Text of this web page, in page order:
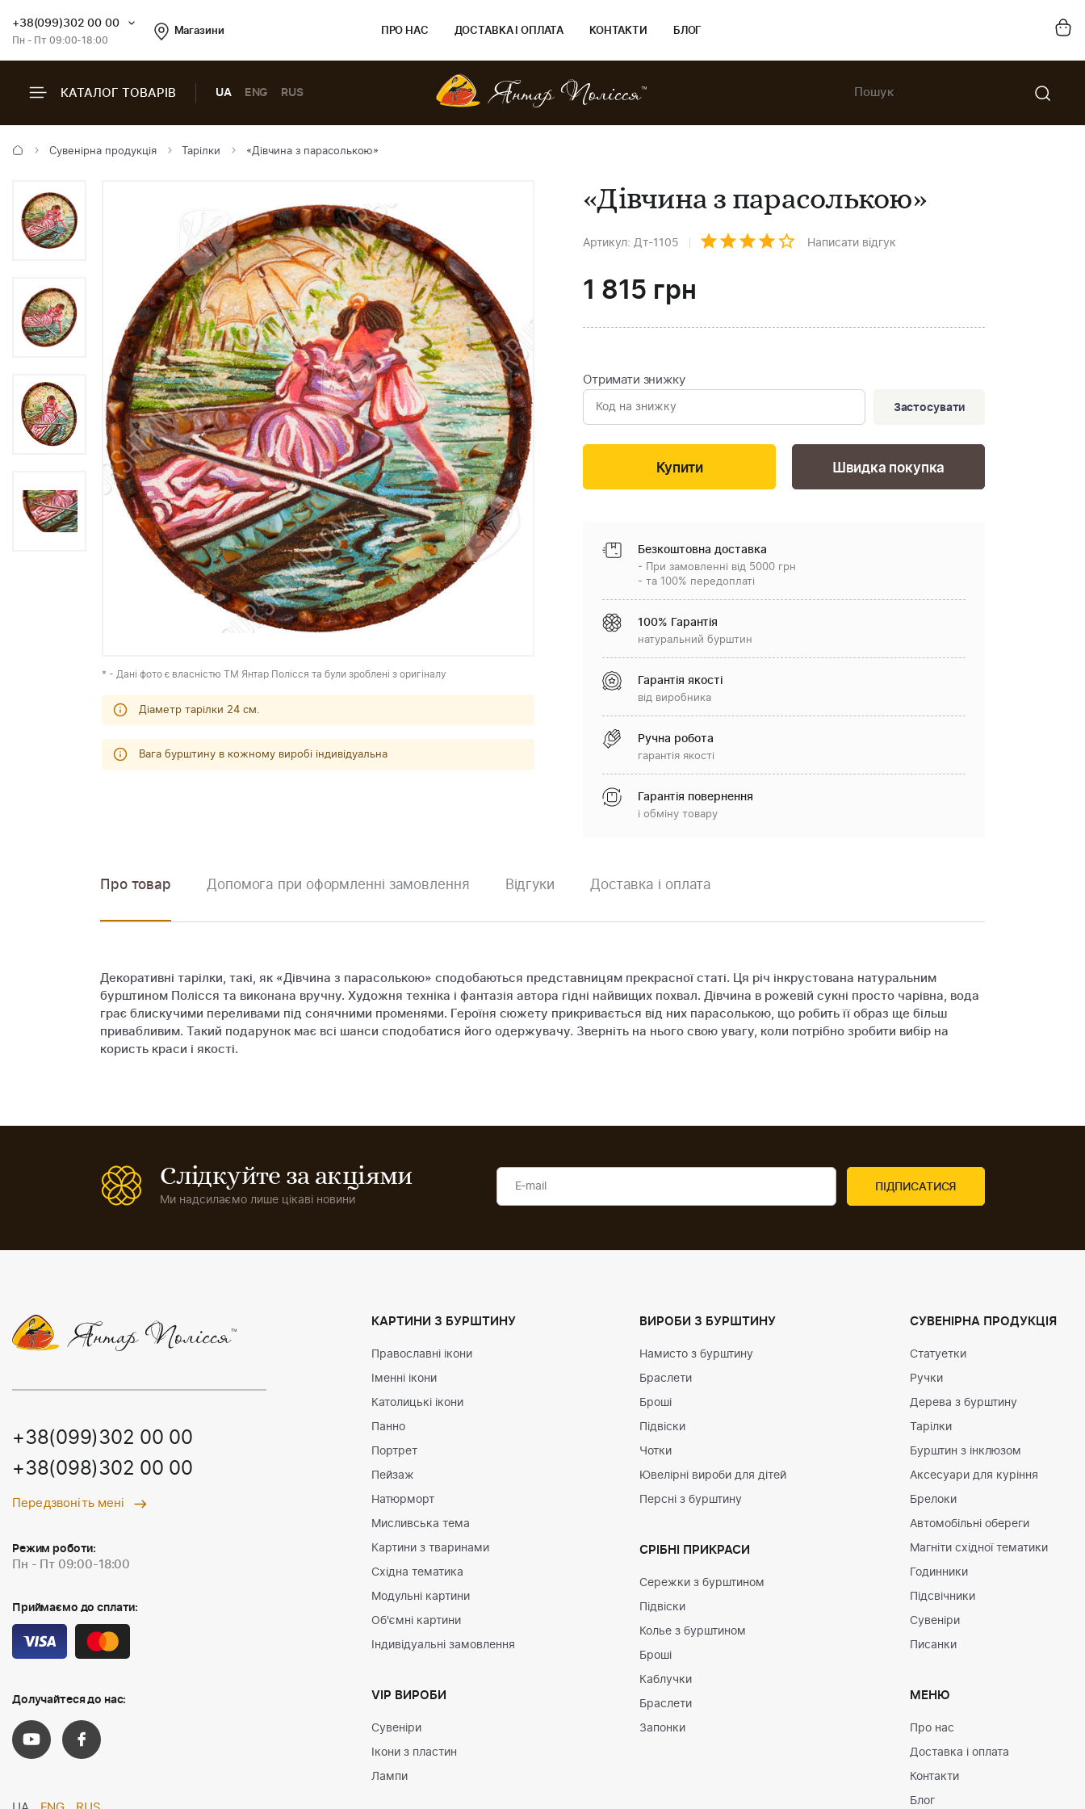
+38(099)302 00 00
Пн - Пт 09:00-18:00
Магазини ПРО НАС ДОСТАВКА І ОПЛАТА КОНТАКТИ БЛОГ
КАТАЛОГ ТОВАРІВ UA ENG RUS
Сувенірна продукція Тарілки «Дівчина з парасолькою»
* - Дані фото є власністю ТМ Янтар Полісся та були зроблені з оригіналу
Діаметр тарілки 24 см.
Вага бурштину в кожному виробі індивідуальна
«Дівчина з парасолькою»
Артикул: Дт-1105 Написати відгук
1 815 грн
Отримати знижку
Застосувати
Швидка покупка
Безкоштовна доставка
- При замовленні від 5000 грн
- та 100% передоплаті
100% Гарантія
натуральний бурштин
Гарантія якості
від виробника
Ручна робота
гарантія якості
Гарантія повернення
і обміну товару
Про товар Допомога при оформленні замовлення Відгуки Доставка і оплата
Декоративні тарілки, такі, як «Дівчина з парасолькою» сподобаються представницям прекрасної статі. Ця річ інкрустована натуральним
бурштином Полісся та виконана вручну. Художня техніка і фантазія автора гідні найвищих похвал. Дівчина в рожевій сукні просто чарівна, вода
грає блискучими переливами під сонячними променями. Героїня сюжету прикривається від них парасолькою, що робить її образ ще більш
привабливим. Такий подарунок має всі шанси сподобатися його одержувачу. Зверніть на нього свою увагу, коли потрібно зробити вибір на
користь краси і якості.
Слідкуйте за акціями
Ми надсилаємо лише цікаві новини
+38(099)302 00 00
+38(098)302 00 00
Передзвоніть мені
Режим роботи:
Пн - Пт 09:00-18:00
Приймаємо до сплати:
Долучайтеся до нас:
КАРТИНИ З БУРШТИНУ
Православні ікони
Іменні ікони
Католицькі ікони
Панно
Портрет
Пейзаж
Натюрморт
Мисливська тема
Картини з тваринами
Східна тематика
Модульні картини
Об'ємні картини
Індивідуальні замовлення
VIP ВИРОБИ
Сувеніри
Ікони з пластин
Лампи
ВИРОБИ З БУРШТИНУ
Намисто з бурштину
Браслети
Броші
Підвіски
Чотки
Ювелірні вироби для дітей
Персні з бурштину
СРІБНІ ПРИКРАСИ
Сережки з бурштином
Підвіски
Колье з бурштином
Броші
Каблучки
Браслети
Запонки
СУВЕНІРНА ПРОДУКЦІЯ
Статуетки
Ручки
Дерева з бурштину
Тарілки
Бурштин з інклюзом
Аксесуари для куріння
Брелоки
Автомобільні обереги
Магніти східної тематики
Годинники
Підсвічники
Сувеніри
Писанки
МЕНЮ
Про нас
Доставка і оплата
Контакти
Блог